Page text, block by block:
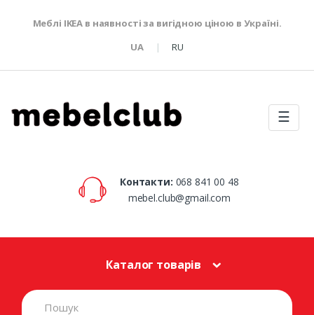
Меблі IKEA в наявності за вигідною ціною в Україні.
UA
RU
☰
Контакти: 068 841 00 48
mebel.club@gmail.com
Каталог товарів
S
e